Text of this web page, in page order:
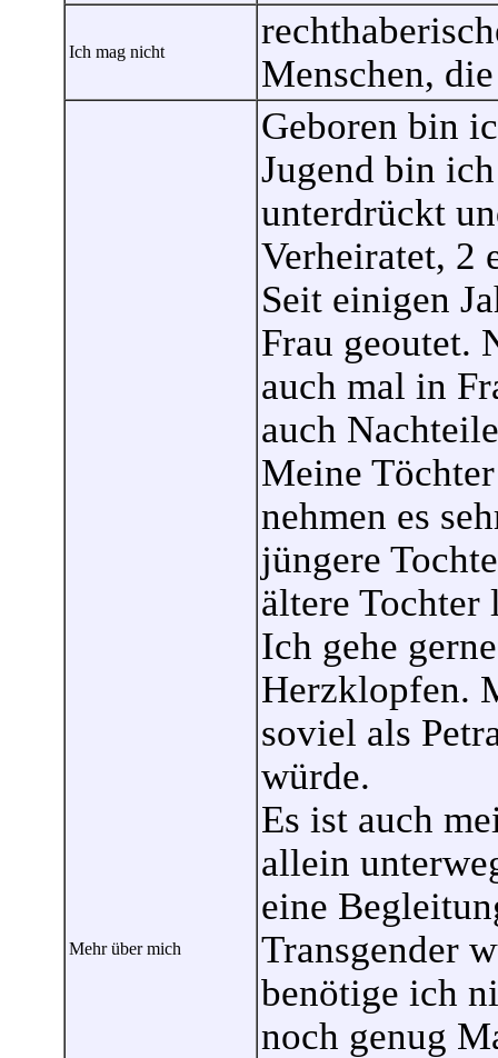
Ich mag nicht
Menschen,
Mehr über mich
Geboren bin
Jugend bin
unterdrückt
Verheiratet, 2
Seit einigen
Frau geoutet.
auch mal in
auch
Meine
nehmen es
jüngere
ältere Tochter
Ich gehe
Herzklopfen.
soviel als
würde.
Es ist auch
allein
eine
Transgender
benötige ich
noch genug